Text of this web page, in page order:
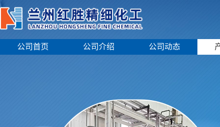
公司首页 公司介绍 公司动态